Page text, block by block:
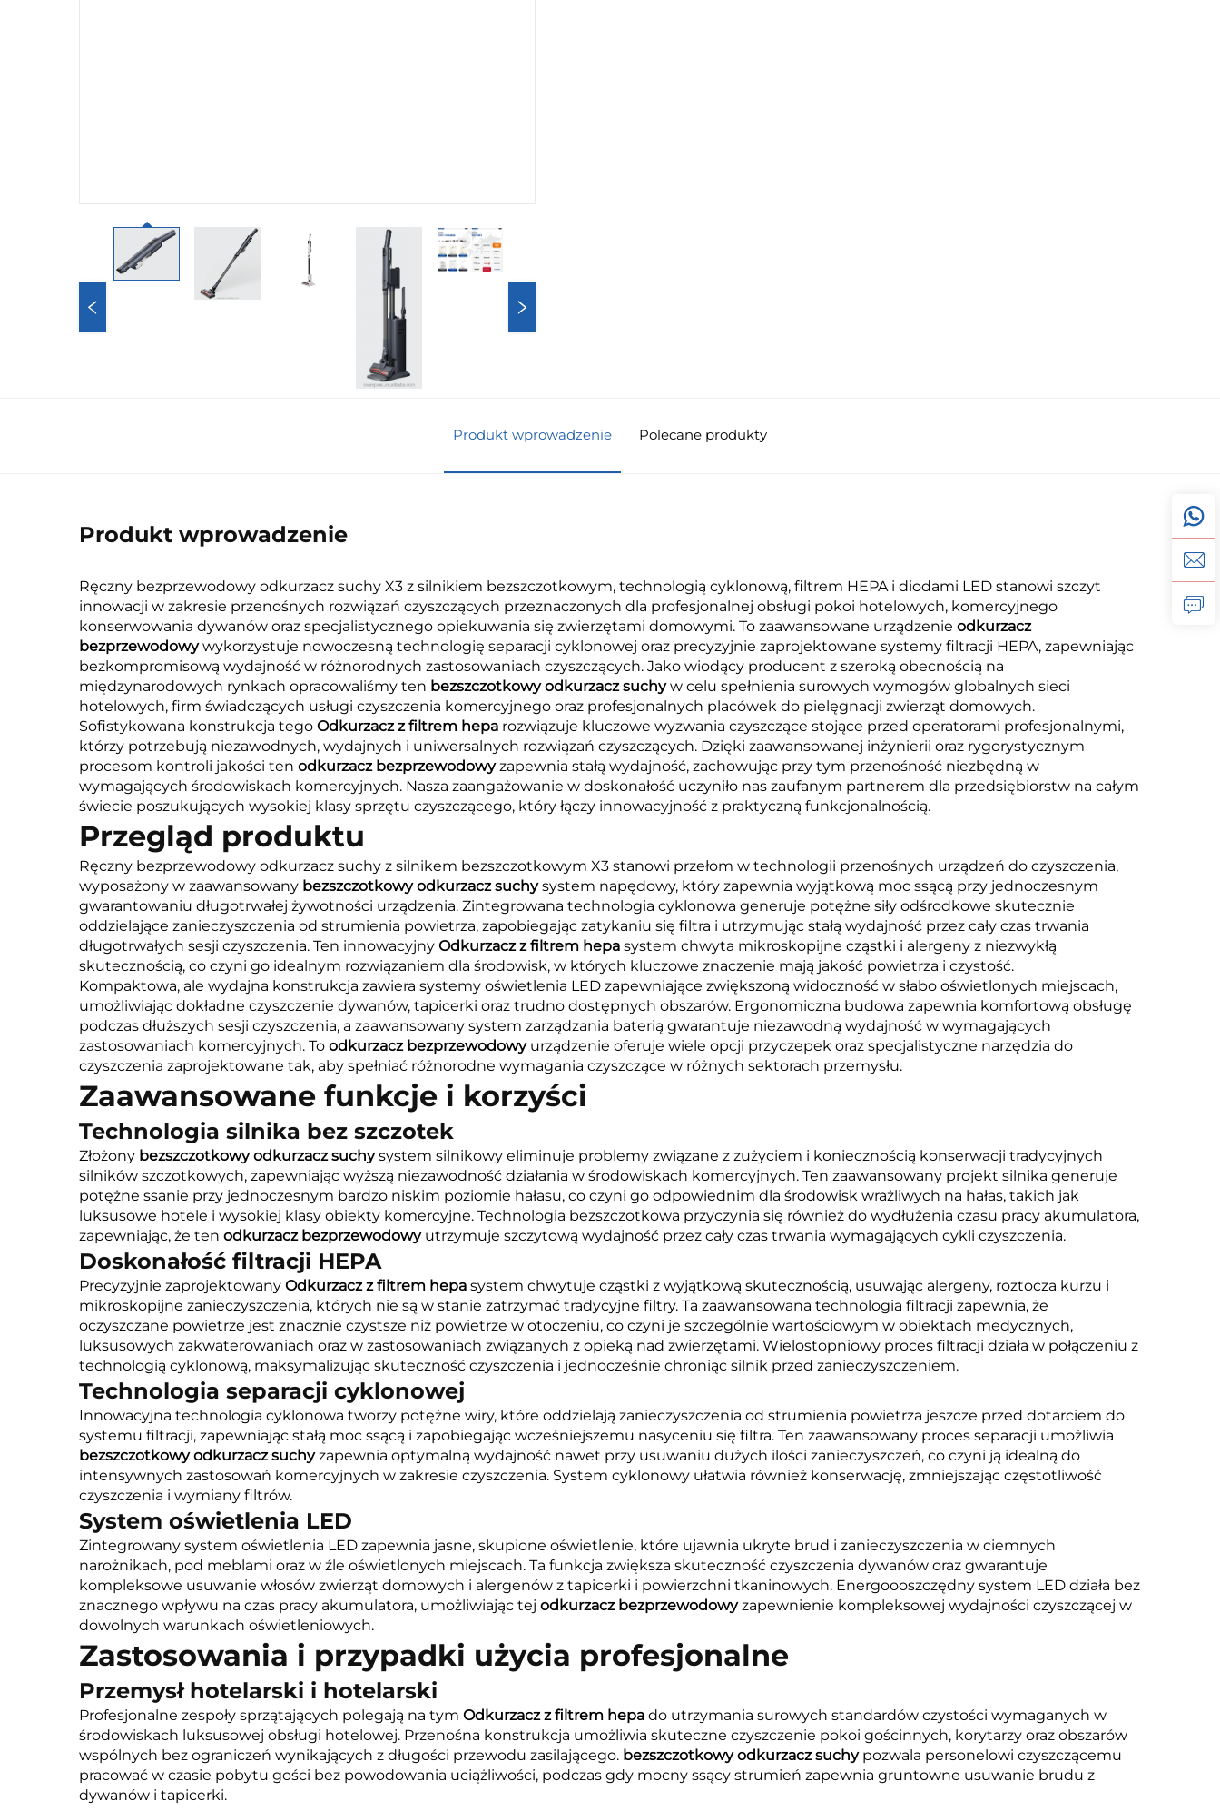
Produkt wprowadzenie Polecane produkty
Produkt wprowadzenie
Ręczny bezprzewodowy odkurzacz suchy X3 z silnikiem bezszczotkowym, technologią cyklonową, filtrem HEPA i diodami LED stanowi szczyt
innowacji w zakresie przenośnych rozwiązań czyszczących przeznaczonych dla profesjonalnej obsługi pokoi hotelowych, komercyjnego
konserwowania dywanów oraz specjalistycznego opiekuwania się zwierzętami domowymi. To zaawansowane urządzenie odkurzacz
bezprzewodowywykorzystuje nowoczesną technologię separacji cyklonowej oraz precyzyjnie zaprojektowane systemy filtracji HEPA, zapewniając
bezkompromisową wydajność w różnorodnych zastosowaniach czyszczących. Jako wiodący producent z szeroką obecnością na
międzynarodowych rynkach opracowaliśmy ten bezszczotkowy odkurzacz suchyw celu spełnienia surowych wymogów globalnych sieci
hotelowych, firm świadczących usługi czyszczenia komercyjnego oraz profesjonalnych placówek do pielęgnacji zwierząt domowych.
Sofistykowana konstrukcja tego Odkurzacz z filtrem hepa rozwiązuje kluczowe wyzwania czyszczące stojące przed operatorami profesjonalnymi,
którzy potrzebują niezawodnych, wydajnych i uniwersalnych rozwiązań czyszczących. Dzięki zaawansowanej inżynierii oraz rygorystycznym
procesom kontroli jakości ten odkurzacz bezprzewodowyzapewnia stałą wydajność, zachowując przy tym przenośność niezbędną w
wymagających środowiskach komercyjnych. Nasza zaangażowanie w doskonałość uczyniło nas zaufanym partnerem dla przedsiębiorstw na całym
świecie poszukujących wysokiej klasy sprzętu czyszczącego, który łączy innowacyjność z praktyczną funkcjonalnością.
Przegląd produktu
Ręczny bezprzewodowy odkurzacz suchy z silnikem bezszczotkowym X3 stanowi przełom w technologii przenośnych urządzeń do czyszczenia,
wyposażony w zaawansowany bezszczotkowy odkurzacz suchysystem napędowy, który zapewnia wyjątkową moc ssącą przy jednoczesnym
gwarantowaniu długotrwałej żywotności urządzenia. Zintegrowana technologia cyklonowa generuje potężne siły odśrodkowe skutecznie
oddzielające zanieczyszczenia od strumienia powietrza, zapobiegając zatykaniu się filtra i utrzymując stałą wydajność przez cały czas trwania
długotrwałych sesji czyszczenia. Ten innowacyjny Odkurzacz z filtrem hepa system chwyta mikroskopijne cząstki i alergeny z niezwykłą
skutecznością, co czyni go idealnym rozwiązaniem dla środowisk, w których kluczowe znaczenie mają jakość powietrza i czystość.
Kompaktowa, ale wydajna konstrukcja zawiera systemy oświetlenia LED zapewniające zwiększoną widoczność w słabo oświetlonych miejscach,
umożliwiając dokładne czyszczenie dywanów, tapicerki oraz trudno dostępnych obszarów. Ergonomiczna budowa zapewnia komfortową obsługę
podczas dłuższych sesji czyszczenia, a zaawansowany system zarządzania baterią gwarantuje niezawodną wydajność w wymagających
zastosowaniach komercyjnych. To odkurzacz bezprzewodowy urządzenie oferuje wiele opcji przyczepek oraz specjalistyczne narzędzia do
czyszczenia zaprojektowane tak, aby spełniać różnorodne wymagania czyszczące w różnych sektorach przemysłu.
Zaawansowane funkcje i korzyści
Technologia silnika bez szczotek
Złożony bezszczotkowy odkurzacz suchysystem silnikowy eliminuje problemy związane z zużyciem i koniecznością konserwacji tradycyjnych
silników szczotkowych, zapewniając wyższą niezawodność działania w środowiskach komercyjnych. Ten zaawansowany projekt silnika generuje
potężne ssanie przy jednoczesnym bardzo niskim poziomie hałasu, co czyni go odpowiednim dla środowisk wrażliwych na hałas, takich jak
luksusowe hotele i wysokiej klasy obiekty komercyjne. Technologia bezszczotkowa przyczynia się również do wydłużenia czasu pracy akumulatora,
zapewniając, że ten odkurzacz bezprzewodowy utrzymuje szczytową wydajność przez cały czas trwania wymagających cykli czyszczenia.
Doskonałość filtracji HEPA
Precyzyjnie zaprojektowany Odkurzacz z filtrem hepa system chwytuje cząstki z wyjątkową skutecznością, usuwając alergeny, roztocza kurzu i
mikroskopijne zanieczyszczenia, których nie są w stanie zatrzymać tradycyjne filtry. Ta zaawansowana technologia filtracji zapewnia, że
oczyszczane powietrze jest znacznie czystsze niż powietrze w otoczeniu, co czyni je szczególnie wartościowym w obiektach medycznych,
luksusowych zakwaterowaniach oraz w zastosowaniach związanych z opieką nad zwierzętami. Wielostopniowy proces filtracji działa w połączeniu z
technologią cyklonową, maksymalizując skuteczność czyszczenia i jednocześnie chroniąc silnik przed zanieczyszczeniem.
Technologia separacji cyklonowej
Innowacyjna technologia cyklonowa tworzy potężne wiry, które oddzielają zanieczyszczenia od strumienia powietrza jeszcze przed dotarciem do
systemu filtracji, zapewniając stałą moc ssącą i zapobiegając wcześniejszemu nasyceniu się filtra. Ten zaawansowany proces separacji umożliwia
bezszczotkowy odkurzacz suchyzapewnia optymalną wydajność nawet przy usuwaniu dużych ilości zanieczyszczeń, co czyni ją idealną do
intensywnych zastosowań komercyjnych w zakresie czyszczenia. System cyklonowy ułatwia również konserwację, zmniejszając częstotliwość
czyszczenia i wymiany filtrów.
System oświetlenia LED
Zintegrowany system oświetlenia LED zapewnia jasne, skupione oświetlenie, które ujawnia ukryte brud i zanieczyszczenia w ciemnych
narożnikach, pod meblami oraz w źle oświetlonych miejscach. Ta funkcja zwiększa skuteczność czyszczenia dywanów oraz gwarantuje
kompleksowe usuwanie włosów zwierząt domowych i alergenów z tapicerki i powierzchni tkaninowych. Energoooszczędny system LED działa bez
znacznego wpływu na czas pracy akumulatora, umożliwiając tej odkurzacz bezprzewodowyzapewnienie kompleksowej wydajności czyszczącej w
dowolnych warunkach oświetleniowych.
Zastosowania i przypadki użycia profesjonalne
Przemysł hotelarski i hotelarski
Profesjonalne zespoły sprzątających polegają na tym Odkurzacz z filtrem hepa do utrzymania surowych standardów czystości wymaganych w
środowiskach luksusowej obsługi hotelowej. Przenośna konstrukcja umożliwia skuteczne czyszczenie pokoi gościnnych, korytarzy oraz obszarów
wspólnych bez ograniczeń wynikających z długości przewodu zasilającego. bezszczotkowy odkurzacz suchy pozwala personelowi czyszczącemu
pracować w czasie pobytu gości bez powodowania uciążliwości, podczas gdy mocny ssący strumień zapewnia gruntowne usuwanie brudu z
dywanów i tapicerki.